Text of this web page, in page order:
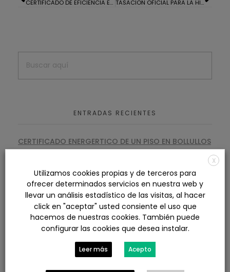
CERTIFICADO DE EFICIENCIA ENERGETICA DE UN ADOSADO EN ALJARAQUE TASACION OFICIAL PARA LA HIPOTECA DE UNA CASA EN ALJARAQUE
ENTRADAS RECIENTES
CERTIFICADO ENERGERTICO DE UN PISO EN BOLLULLOS
PAR DEL CONDADO
TASACION OFICIAL PARA LA HIPOTECA DE UN LOCAL
COMERCIAL EN ISLA CRISTINA
CERTIFICADO ENERGERTICO DE UN PISO EN EL PORTIL
TASACION OFICIAL PARA LA HIPOTECA DE UN PISO EN
EL BARRIO DE EL MATADERO
X
Utilizamos cookies propias y de terceros para
ofrecer determinados servicios en nuestra web y
llevar un análisis estadístico de las visitas, al hacer
click en "aceptar" usted consiente el uso que
hacemos de nuestras cookies. También puede
configurar las cookies que desea instalar.
Leer más Acepto